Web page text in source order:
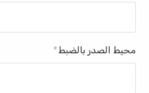
محيط الصدر بالضبط*